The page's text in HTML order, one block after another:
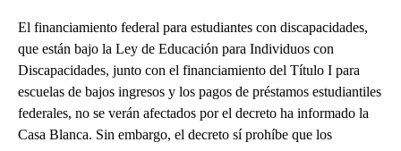
El financiamiento federal para estudiantes con discapacidades,
que están bajo la Ley de Educación para Individuos con
Discapacidades, junto con el financiamiento del Título I para
escuelas de bajos ingresos y los pagos de préstamos estudiantiles
federales, no se verán afectados por el decreto ha informado la
Casa Blanca. Sin embargo, el decreto sí prohíbe que los